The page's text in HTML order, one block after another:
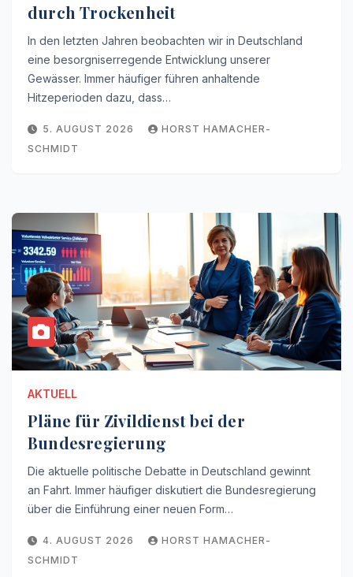
durch Trockenheit
In den letzten Jahren beobachten wir in Deutschland
eine besorgniserregende Entwicklung unserer
Gewässer. Immer häufiger führen anhaltende
Hitzeperioden dazu, dass…
5. AUGUST 2026
HORST HAMACHER-
SCHMIDT
AKTUELL
Pläne für Zivildienst bei der
Bundesregierung
Die aktuelle politische Debatte in Deutschland gewinnt
an Fahrt. Immer häufiger diskutiert die Bundesregierung
über die Einführung einer neuen Form…
4. AUGUST 2026
HORST HAMACHER-
SCHMIDT